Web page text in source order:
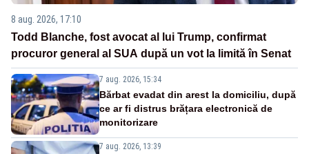
8 aug. 2026, 17:10
Todd Blanche, fost avocat al lui Trump, confirmat
procuror general al SUA după un vot la limită în Senat
7 aug. 2026, 15:34
Bărbat evadat din arest la domiciliu, după
ce ar fi distrus brățara electronică de
monitorizare
7 aug. 2026, 13:39